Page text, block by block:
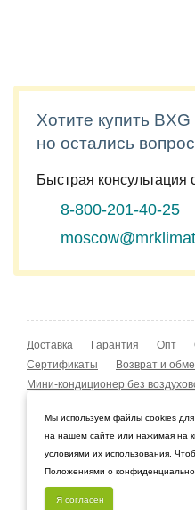
Хотите купить
но остались
Быстрая консультация
8-800-201-40-25
Доставка Гарантия Опт
Сертификаты
Возврат и
Мини-кондиционер без
Мобильные кондиционеры
Конвекторы NOBO
Мойка
© 2009–2026 Интернет-
Саратов, Саратовская область
Мы используем файлы cookies
на нашем сайте или нажимая на
условиями их использования.
Положениями о
Я согласен